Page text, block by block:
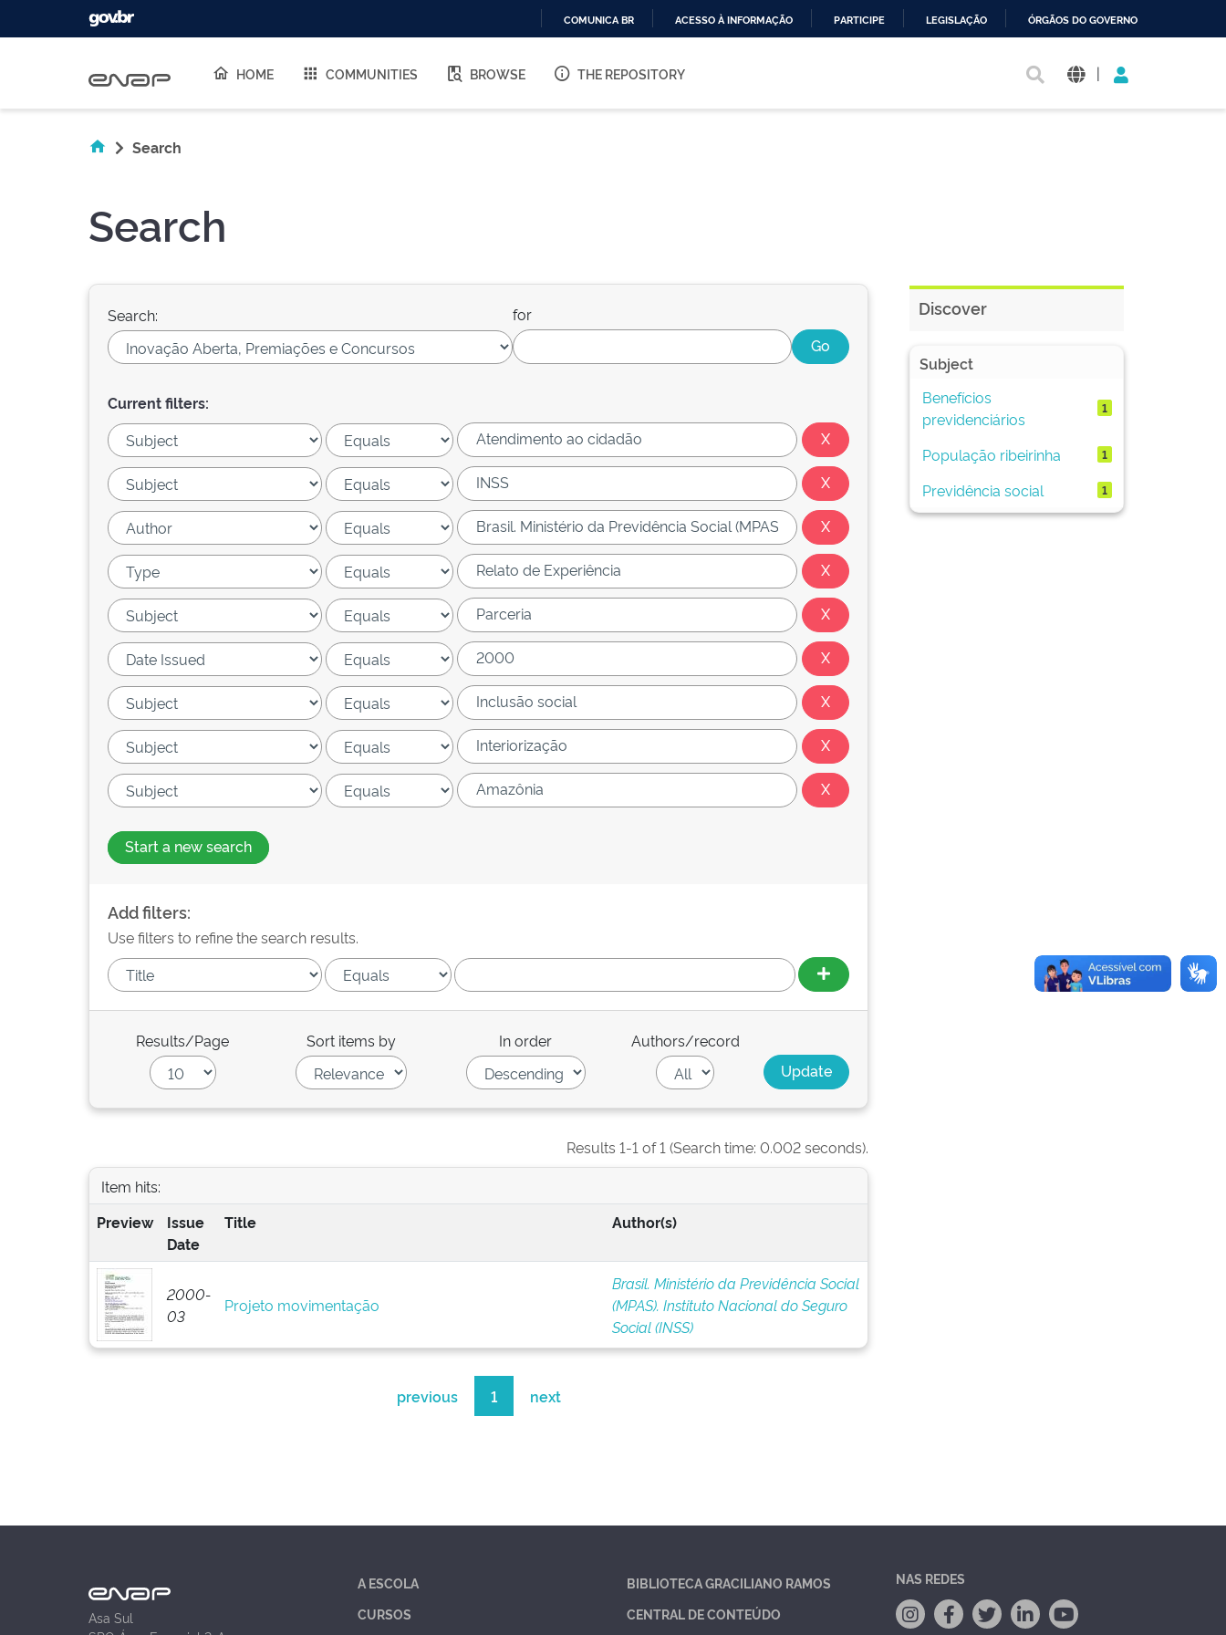
O
COMUNICA BR ACESSO À INFORMAÇÃO PARTICIPE LEGISLAÇÃO ÓRGÃOS DO GOVERNO
HOME COMMUNITIES BROWSE THE REPOSITORY |
Search
Search
Search: for
Current filters:
Start a new search
Add filters:
Use filters to refine the search results.
Results/Page Sort items by In order Authors/record
Results 1-1 of 1 (Search time: 0.002 seconds).
Item hits:
Preview
Issue
Date
Title Author(s)
2000-
03
Projeto movimentação
Brasil. Ministério da Previdência Social
(MPAS). Instituto Nacional do Seguro
Social (INSS)
previous 1 next
Discover
Subject
Benefícios
previdenciários
1
População ribeirinha 1
Previdência social 1
Asa Sul
A ESCOLA
CURSOS
BIBLIOTECA GRACILIANO RAMOS
CENTRAL DE CONTEÚDO
NAS REDES